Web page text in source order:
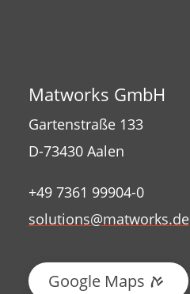
Matworks GmbH
Gartenstraße 133
D-73430 Aalen
+49 7361 99904-0
solutions@matworks.de
Google Maps